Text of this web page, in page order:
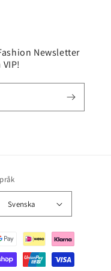
Newsletter
Svenska